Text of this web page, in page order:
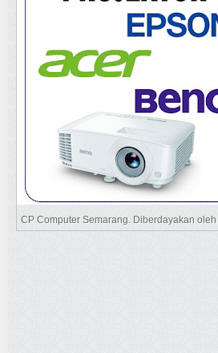
CP Computer Semarang. Diberdayakan oleh